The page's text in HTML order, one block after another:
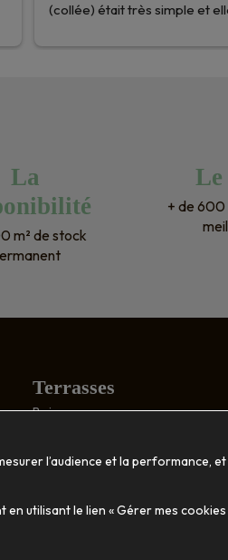
(collée) était très simple et
prochains projets ! Encore
!
La
m² de stock
Le
+ de 600
Terrasses
Bois
Accessoires
Décoration
l’audience et la performance,
utilisant le lien « Gérer mes cookies